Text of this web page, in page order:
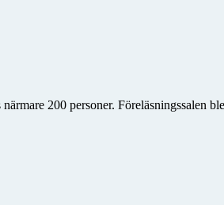
200 personer. Föreläsningssalen